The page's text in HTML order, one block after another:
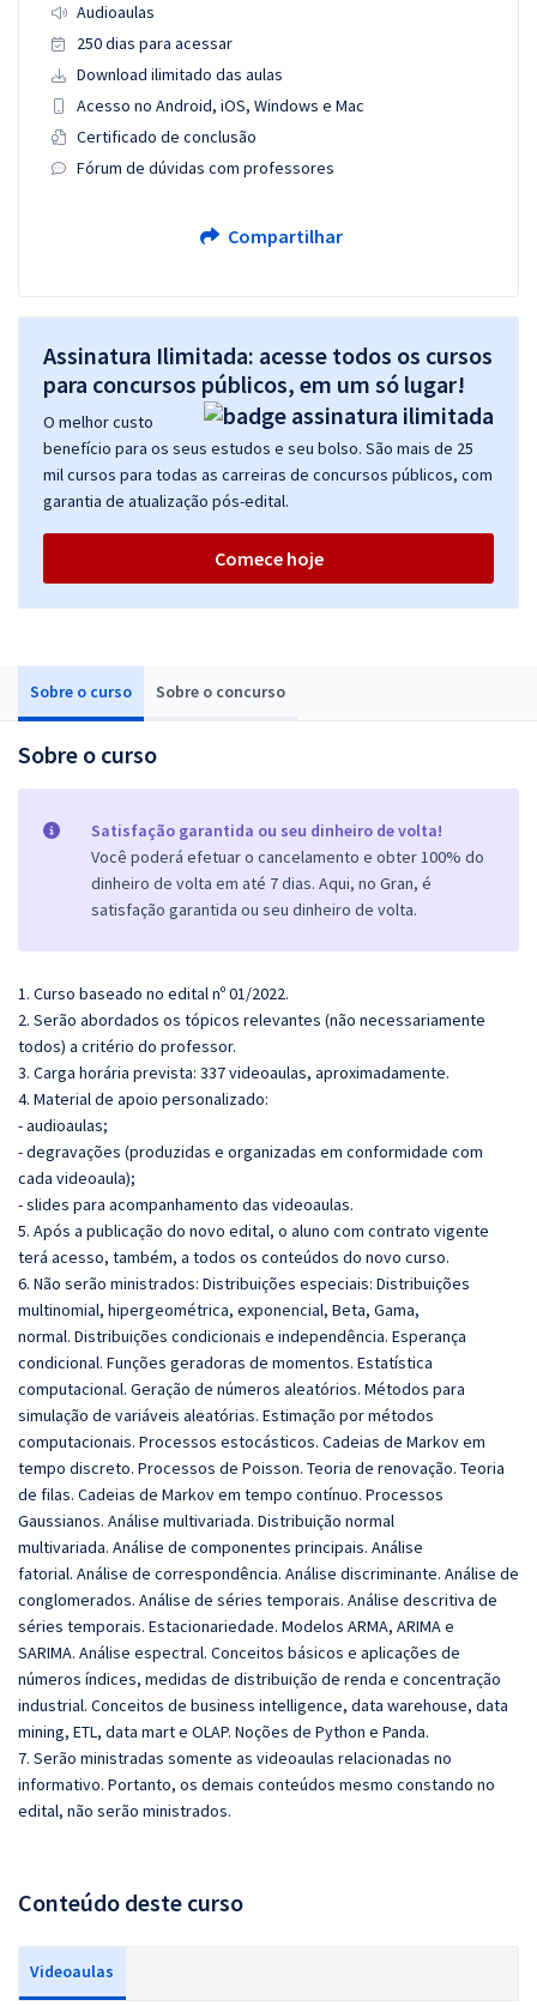
Sobre o curso Sobre o concurso
Sobre o curso
Satisfação garantida ou seu dinheiro de volta!
Você poderá efetuar o cancelamento e obter 100% do
dinheiro de volta em até 7 dias. Aqui, no Gran, é
satisfação garantida ou seu dinheiro de volta.
1. Curso baseado no edital nº 01/2022.
2. Serão abordados os tópicos relevantes (não necessariamente
todos) a critério do professor.
3. Carga horária prevista: 337 videoaulas, aproximadamente.
4. Material de apoio personalizado:
- audioaulas;
- degravações (produzidas e organizadas em conformidade com
cada videoaula);
- slides para acompanhamento das videoaulas.
5. Após a publicação do novo edital, o aluno com contrato vigente
terá acesso, também, a todos os conteúdos do novo curso.
6. Não serão ministrados: Distribuições especiais: Distribuições
multinomial, hipergeométrica, exponencial, Beta, Gama,
normal. Distribuições condicionais e independência. Esperança
condicional. Funções geradoras de momentos. Estatística
computacional. Geração de números aleatórios. Métodos para
simulação de variáveis aleatórias. Estimação por métodos
computacionais. Processos estocásticos. Cadeias de Markov em
tempo discreto. Processos de Poisson. Teoria de renovação. Teoria
de filas. Cadeias de Markov em tempo contínuo. Processos
Gaussianos. Análise multivariada. Distribuição normal
multivariada. Análise de componentes principais. Análise
fatorial. Análise de correspondência. Análise discriminante. Análise de
conglomerados. Análise de séries temporais. Análise descritiva de
séries temporais. Estacionariedade. Modelos ARMA, ARIMA e
SARIMA. Análise espectral. Conceitos básicos e aplicações de
números índices, medidas de distribuição de renda e concentração
industrial. Conceitos de business intelligence, data warehouse, data
mining, ETL, data mart e OLAP. Noções de Python e Panda.
7. Serão ministradas somente as videoaulas relacionadas no
informativo. Portanto, os demais conteúdos mesmo constando no
edital, não serão ministrados.
Conteúdo deste curso
Videoaulas
Audioaulas
250 dias para acessar
Download ilimitado das aulas
Acesso no Android, iOS, Windows e Mac
Certificado de conclusão
Fórum de dúvidas com professores
Compartilhar
Assinatura Ilimitada: acesse todos os cursos
para concursos públicos, em um só lugar!
O melhor custo
benefício para os seus estudos e seu bolso. São mais de 25
mil cursos para todas as carreiras de concursos públicos, com
garantia de atualização pós-edital.
Comece hoje